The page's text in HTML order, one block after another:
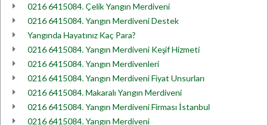
0216 6415084. Çelik Yangın Merdiveni
0216 6415084. Yangın Merdiveni Destek
Yangında Hayatınız Kaç Para?
0216 6415084. Yangın Merdiveni Keşif Hizmeti
0216 6415084. Yangın Merdivenleri
0216 6415084. Yangın Merdiveni Fiyat Unsurları
0216 6415084. Makaralı Yangın Merdiveni
0216 6415084. Yangın Merdiveni Firması İstanbul
0216 6415084. Yangın Merdiveni